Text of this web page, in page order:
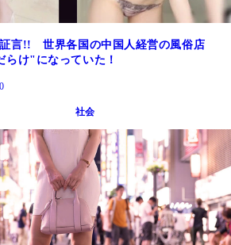
言!! 世界各国の中国人経営の風俗店
らけ"になっていた！
社会